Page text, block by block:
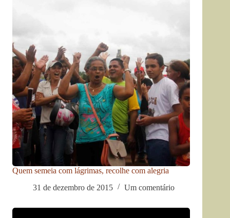
Quem semeia com lágrimas, recolhe com alegria
31 de dezembro de 2015
Um comentário